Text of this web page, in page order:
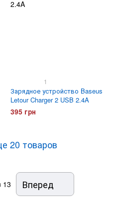
1
Зарядное устройство Baseus
Letour Charger 2 USB 2.4A
395 грн
20 товаров
13 Вперед